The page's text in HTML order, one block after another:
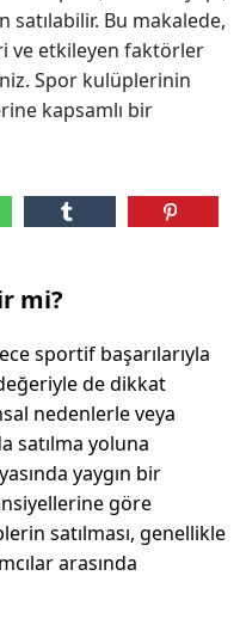
satılabilir. Bu makalede,
ve etkileyen faktörler
Spor kulüplerinin
kapsamlı bir
mi?
sportif başarılarıyla
de dikkat
nedenlerle veya
satılma yoluna
yaygın bir
göre
satılması, genellikle
arasında